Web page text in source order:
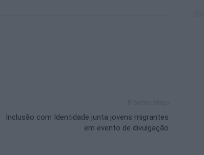
Inclusão com Identidade junta jovens migrantes
em evento de divulgação